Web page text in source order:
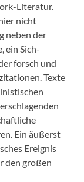
Literatur.
nicht
neben der
ein Sich-
forsch und
Texte
Ein äußerst
Ereignis
den großen